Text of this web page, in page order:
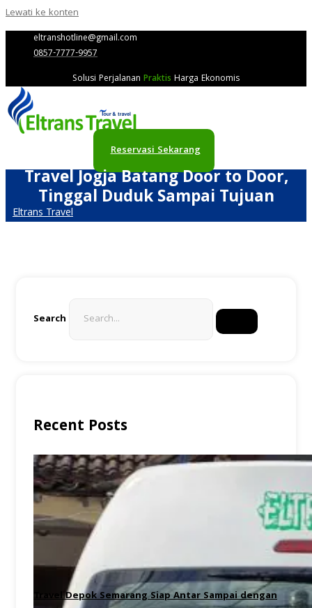
Lewati ke konten
eltranshotline@gmail.com
0857-7777-9957
Solusi Perjalanan Praktis Harga Ekonomis
Reservasi Sekarang
Travel Jogja Batang Door to Door,
Tinggal Duduk Sampai Tujuan
Eltrans Travel
Search
Recent Posts
Travel Depok Semarang Siap Antar Sampai dengan